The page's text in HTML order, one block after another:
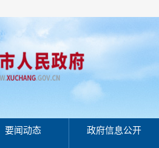
要闻动态 政府信息公开